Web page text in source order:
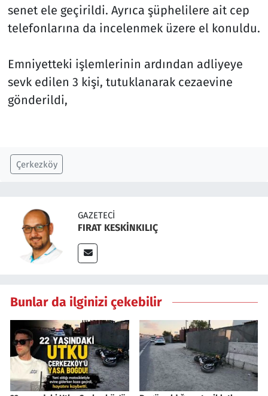
senet ele geçirildi. Ayrıca şüphelilere ait cep
telefonlarına da incelenmek üzere el konuldu.
Emniyetteki işlemlerinin ardından adliyeye
sevk edilen 3 kişi, tutuklanarak cezaevine
gönderildi,
Çerkezköy
GAZETECI
FIRAT KESKİNKILIÇ
Bunlar da ilginizi çekebilir